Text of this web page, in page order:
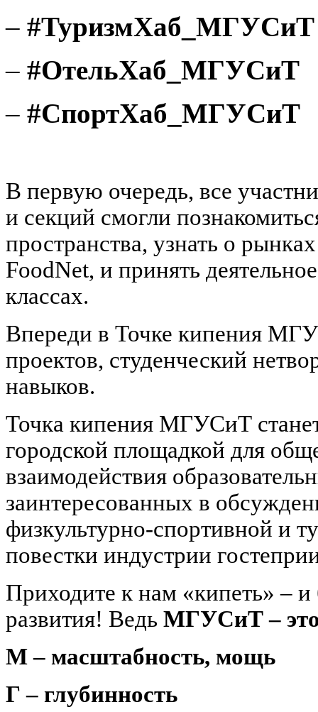
– #ТуризмХаб_МГУСиТ
– #ОтельХаб_МГУСиТ
– #СпортХаб_МГУСиТ
В первую очередь, все
и секций смогли
пространства, узнать о
FoodNet, и принять
классах.
Впереди в Точке кипения
проектов, студенческий
навыков.
Точка кипения МГУСиТ
городской площадкой для
взаимодействия
заинтересованных в
физкультурно-спортивной и
повестки индустрии
Приходите к нам «кипеть» – и
развития! Ведь МГУСиТ –
М – масштабность, мощь
Г – глубинность